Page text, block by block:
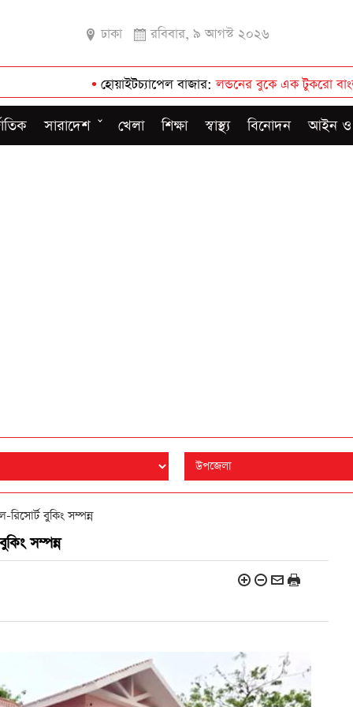
ঢাকা রবিবার, ৯ আগস্ট ২০২৬
হোয়াইটচ্যাপেল বাজার লন্ডনের বুকে এক টুকরো বাংলাদেশ•
সারাদেশ খেলা শিক্ষা স্বাস্থ্য বিনোদন আইন
বুকিং সম্পন্ন
সম্পন্ন